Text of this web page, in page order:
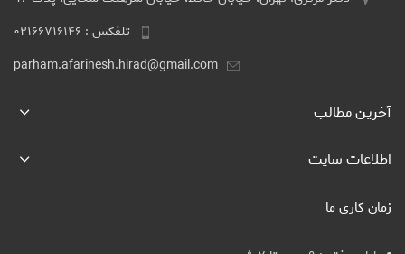
تلفکس : ۰۲۱۶۶۷۱۶۱۴۶
parham.afarinesh.hirad@gmail.com
آخرین مطالب
اطلاعات سایت
زمان کاری ما